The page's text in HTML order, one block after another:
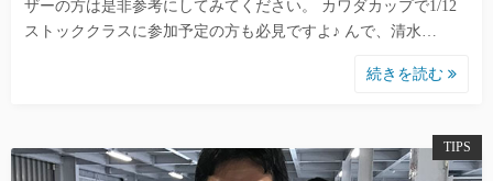
ザーの方は是非参考にしてみてください。 カワダカップで1/12
ストッククラスに参加予定の方も必見ですよ♪ んで、清水…
続きを読む
TIPS